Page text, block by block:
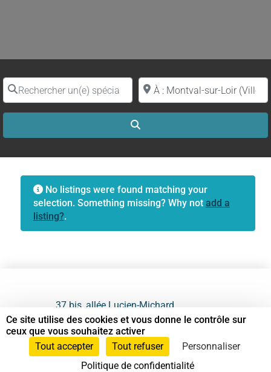
Rechercher un(e) spécialiste par nomProche de (ville ou région)
No listings were found matching your
selection. Something missing? Why not add a
listing?.
37 bis, allée Lucien-Michard
93190 Livry-Gargan
06 61 87 28 09
Ce site utilise des cookies et vous donne le contrôle sur
ceux que vous souhaitez activer
Tout accepter
Tout refuser
Personnaliser
Politique de confidentialité